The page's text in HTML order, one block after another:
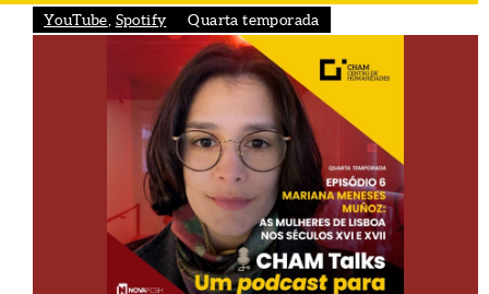
YouTube Spotify Quarta temporada